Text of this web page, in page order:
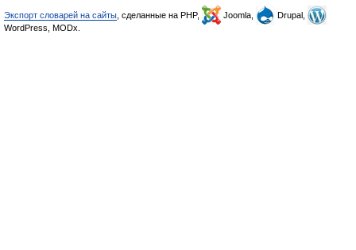
Экспорт словарей на сайты , сделанные на PHP, Joomla,
Drupal,
WordPress, MODx.